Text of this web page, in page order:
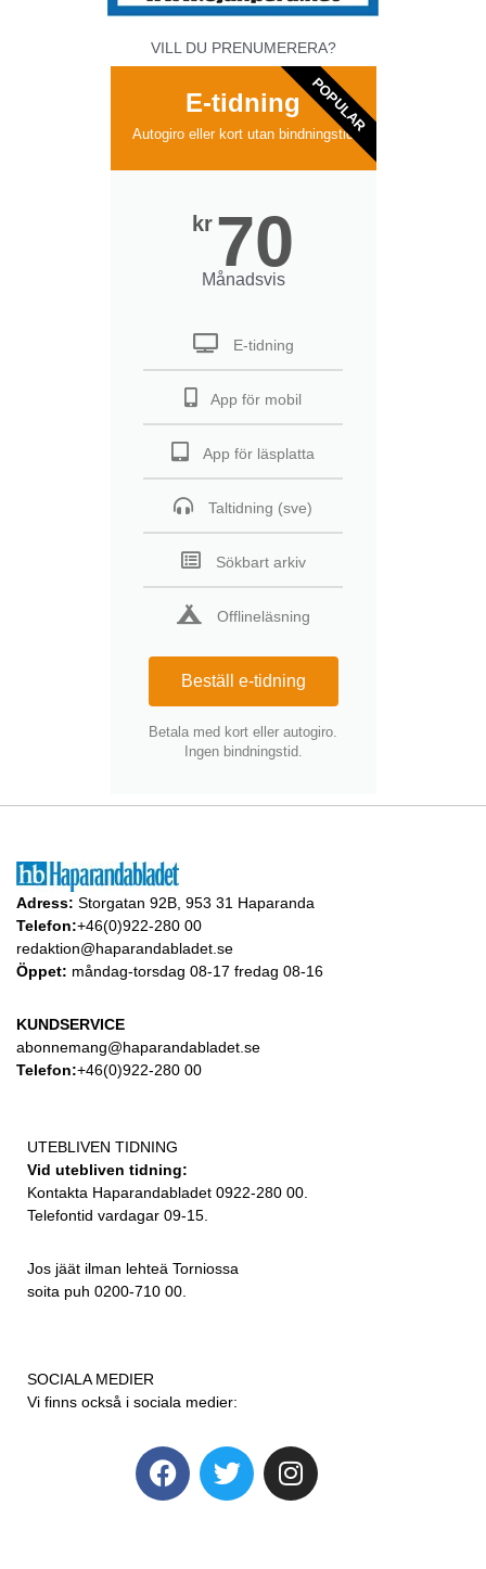
VILL DU PRENUMERERA?
E-tidning
Autogiro eller kort utan bindningstid
kr 70
Månadsvis
E-tidning
App för mobil
App för läsplatta
Taltidning (sve)
Sökbart arkiv
Offlineläsning
Beställ e-tidning
Betala med kort eller autogiro.
Ingen bindningstid.
POPULAR
Adress: Storgatan 92B, 953 31 Haparanda
Telefon:+46(0)922-280 00
redaktion@haparandabladet.se
Öppet: måndag-torsdag 08-17 fredag 08-16
KUNDSERVICE
abonnemang@haparandabladet.se
Telefon:+46(0)922-280 00
UTEBLIVEN TIDNING
Vid utebliven tidning:
Kontakta Haparandabladet 0922-280 00.
Telefontid vardagar 09-15.
Jos jäät ilman lehteä Torniossa
soita puh 0200-710 00.
SOCIALA MEDIER
Vi finns också i sociala medier: